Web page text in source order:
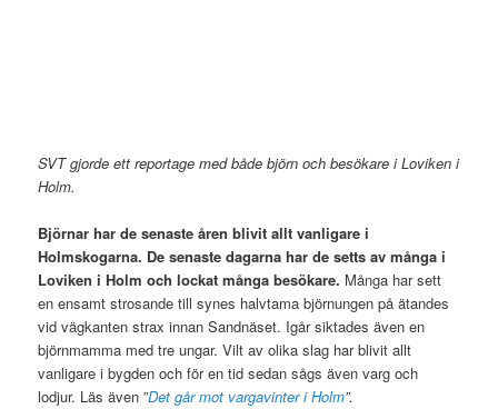
SVT gjorde ett reportage med både björn och besökare i Loviken i
Holm.
Björnar har de senaste åren blivit allt vanligare i
Holmskogarna. De senaste dagarna har de setts av många i
Loviken i Holm och lockat många besökare. Många har sett
en ensamt strosande till synes halvtama björnungen på ätandes
vid vägkanten strax innan Sandnäset. Igår siktades även en
björnmamma med tre ungar. Vilt av olika slag har blivit allt
vanligare i bygden och för en tid sedan sågs även varg och
lodjur. Läs även ”Det går mot vargavinter i Holm”.